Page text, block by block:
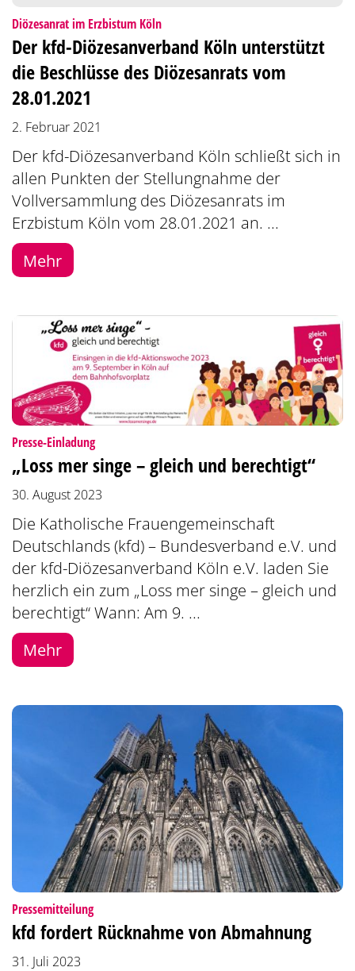
Diözesanrat im Erzbistum Köln:
Der kfd-Diözesanverband Köln unterstützt
die Beschlüsse des Diözesanrats vom
28.01.2021
2. Februar 2021
Der kfd-Diözesanverband Köln schließt sich in
allen Punkten der Stellungnahme der
Vollversammlung des Diözesanrats im
Erzbistum Köln vom 28.01.2021 an. ...
Mehr
Presse-Einladung:
„Loss mer singe – gleich und berechtigt“
30. August 2023
Die Katholische Frauengemeinschaft
Deutschlands (kfd) – Bundesverband e.V. und
der kfd-Diözesanverband Köln e.V. laden Sie
herzlich ein zum „Loss mer singe – gleich und
berechtigt“ Wann: Am 9. ...
Mehr
Pressemitteilung:
kfd fordert Rücknahme von Abmahnung
31. Juli 2023